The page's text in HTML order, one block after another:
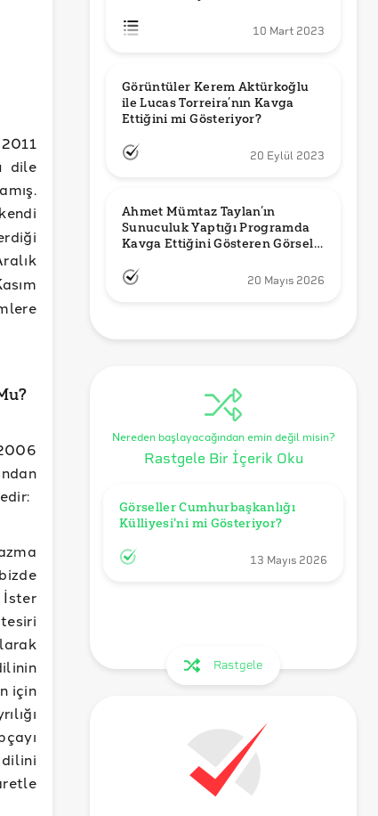
dile
için
10 Mart 2023
Görüntüler Kerem Aktürkoğlu
ile Lucas Torreira’nın Kavga
Ettiğini mi Gösteriyor?
20 Eylül 2023
Ahmet Mümtaz Taylan’ın
Sunuculuk Yaptığı Programda
Kavga Ettiğini Gösteren Görsel
20 Mayıs 2026
Nereden başlayacağından emin değil misin?
Rastgele Bir İçerik Oku
Görseller Cumhurbaşkanlığı
Külliyesi'ni mi Gösteriyor?
13 Mayıs 2026
Rastgele